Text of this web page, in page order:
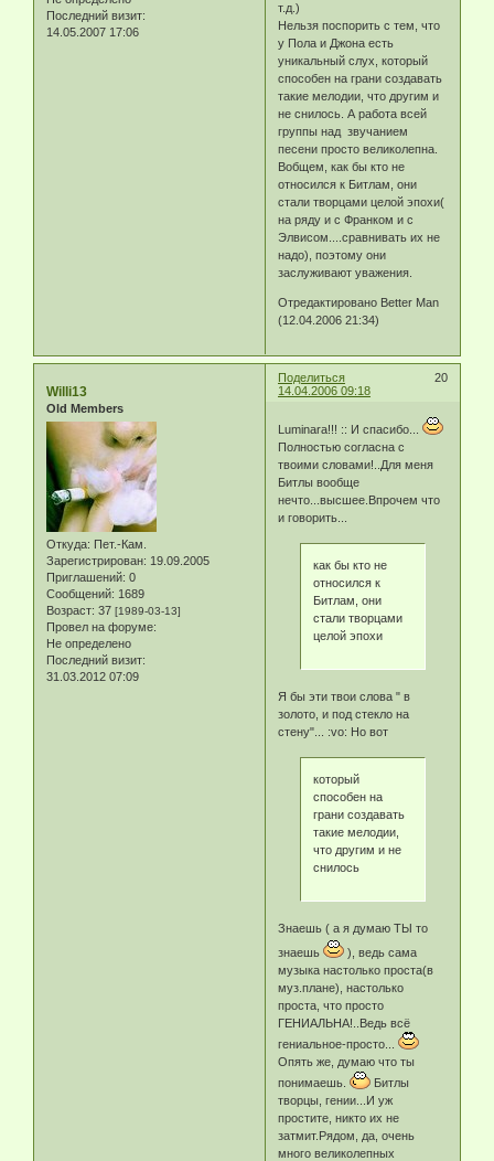
Последний визит:
14.05.2007 17:06
т.д.)
Нельзя поспорить с тем, что
у Пола и Джона есть
уникальный слух, который
способен на грани создавать
такие мелодии, что другим и
не снилось. А работа всей
группы над звучанием
песени просто великолепна.
Вобщем, как бы кто не
относился к Битлам, они
стали творцами целой эпохи(
на ряду и с Франком и с
Элвисом....сравнивать их не
надо), поэтому они
заслуживают уважения.
Отредактировано Better Man
(12.04.2006 21:34)
Поделиться
20
14.04.2006 09:18
Willi13
Old Members
Откуда: Пет.-Кам.
Зарегистрирован: 19.09.2005
Приглашений: 0
Сообщений: 1689
Возраст: 37 [1989-03-13]
Провел на форуме:
Не определено
Последний визит:
31.03.2012 07:09
Luminara!!! :: И спасибо...
Полностью согласна с
твоими словами!..Для меня
Битлы вообще
нечто...высшее.Впрочем что
и говорить...
как бы кто не
относился к
Битлам, они
стали творцами
целой эпохи
Я бы эти твои слова " в
золото, и под стекло на
стену"... :vo: Но вот
который
способен на
грани создавать
такие мелодии,
что другим и не
снилось
Знаешь ( а я думаю ТЫ то
знаешь
), ведь сама
музыка настолько проста(в
муз.плане), настолько
проста, что просто
ГЕНИАЛЬНА!..Ведь всё
гениальное-просто...
Опять же, думаю что ты
понимаешь.
Битлы
творцы, гении...И уж
простите, никто их не
затмит.Рядом, да, очень
много великолепных